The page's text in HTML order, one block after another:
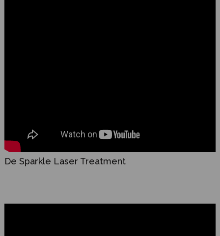
De Sparkle Laser Treatment